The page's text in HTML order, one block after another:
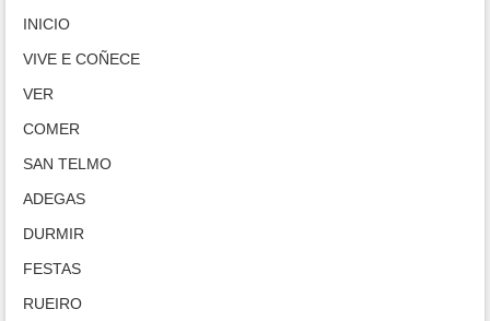
INICIO
VIVE E COÑECE
VER
COMER
SAN TELMO
ADEGAS
DURMIR
FESTAS
RUEIRO